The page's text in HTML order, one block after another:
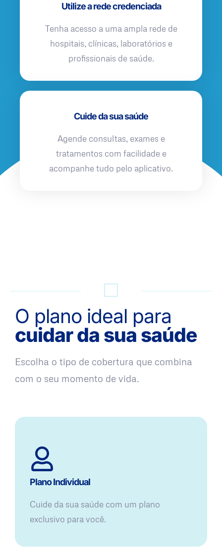
Utilize a rede credenciada
Tenha acesso a uma ampla rede de
hospitais, clínicas, laboratórios e
profissionais de saúde.
Cuide da sua saúde
Agende consultas, exames e
tratamentos com facilidade e
acompanhe tudo pelo aplicativo.
O plano ideal para
cuidar da sua saúde
Escolha o tipo de cobertura que combina
com o seu momento de vida.
Plano Individual
Cuide da sua saúde com um plano
exclusivo para você.